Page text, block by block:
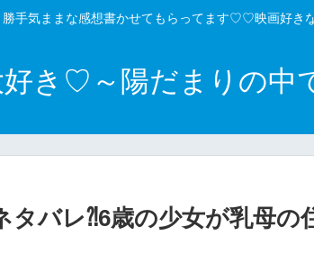
勝手気ままな感想書かせてもらってます♡♡映画好
き♡～陽だまりの中
タバレ⁈6歳の少女が乳母の